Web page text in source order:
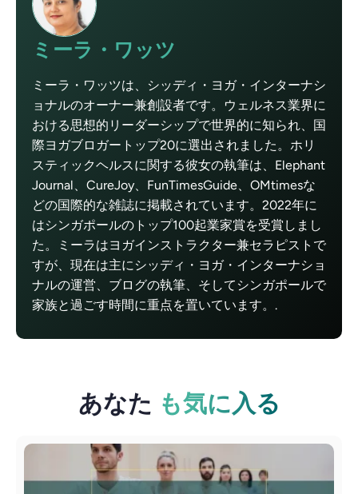
ミーラ・ワッツ
ミーラ・ワッツは、シッディ・ヨガ・インターナシ
ョナルのオーナー兼創設者です。ウェルネス業界に
おける思想的リーダーシップで世界的に知られ、国
際ヨガブロガートップ20に選出されました。ホリ
スティックヘルスに関する彼女の執筆は、Elephant
Journal、CureJoy、FunTimesGuide、OMtimesな
どの国際的な雑誌に掲載されています。2022年に
はシンガポールのトップ100起業家賞を受賞しまし
た。ミーラはヨガインストラクター兼セラピストで
すが、現在は主にシッディ・ヨガ・インターナショ
ナルの運営、ブログの執筆、そしてシンガポールで
家族と過ごす時間に重点を置いています。.
あなた も気に入る